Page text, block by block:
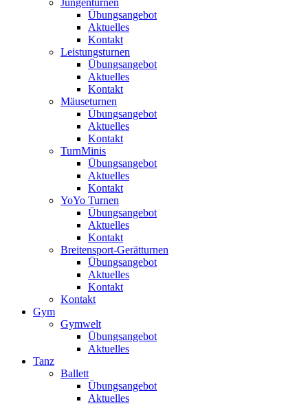
Jungenturnen
Übungsangebot
Aktuelles
Kontakt
Leistungsturnen
Übungsangebot
Aktuelles
Kontakt
Mäuseturnen
Übungsangebot
Aktuelles
Kontakt
TurnMinis
Übungsangebot
Aktuelles
Kontakt
YoYo Turnen
Übungsangebot
Aktuelles
Kontakt
Breitensport-Gerätturnen
Übungsangebot
Aktuelles
Kontakt
Kontakt
Gym
Gymwelt
Übungsangebot
Aktuelles
Tanz
Ballett
Übungsangebot
Aktuelles